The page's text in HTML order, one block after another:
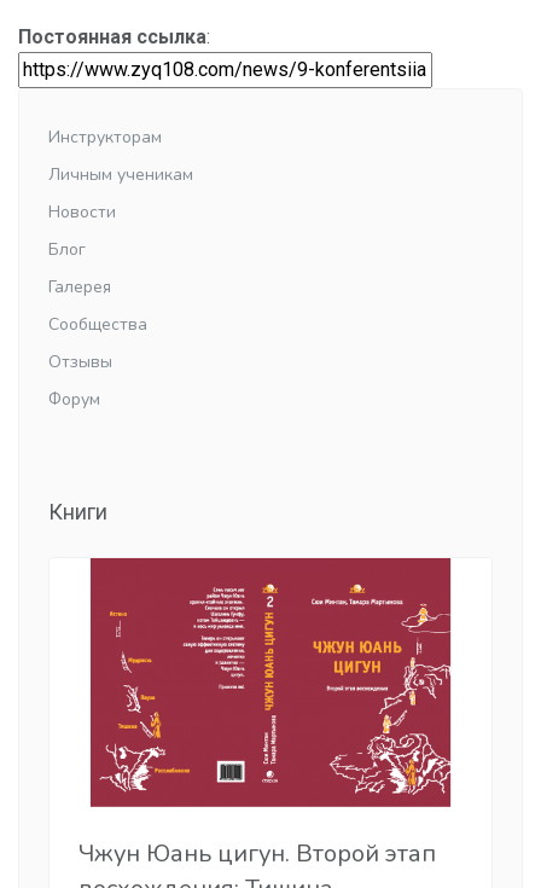
Постоянная ссылка:
Инструкторам
Личным ученикам
Новости
Блог
Галерея
Сообщества
Отзывы
Форум
Книги
Чжун Юань цигун. Второй этап